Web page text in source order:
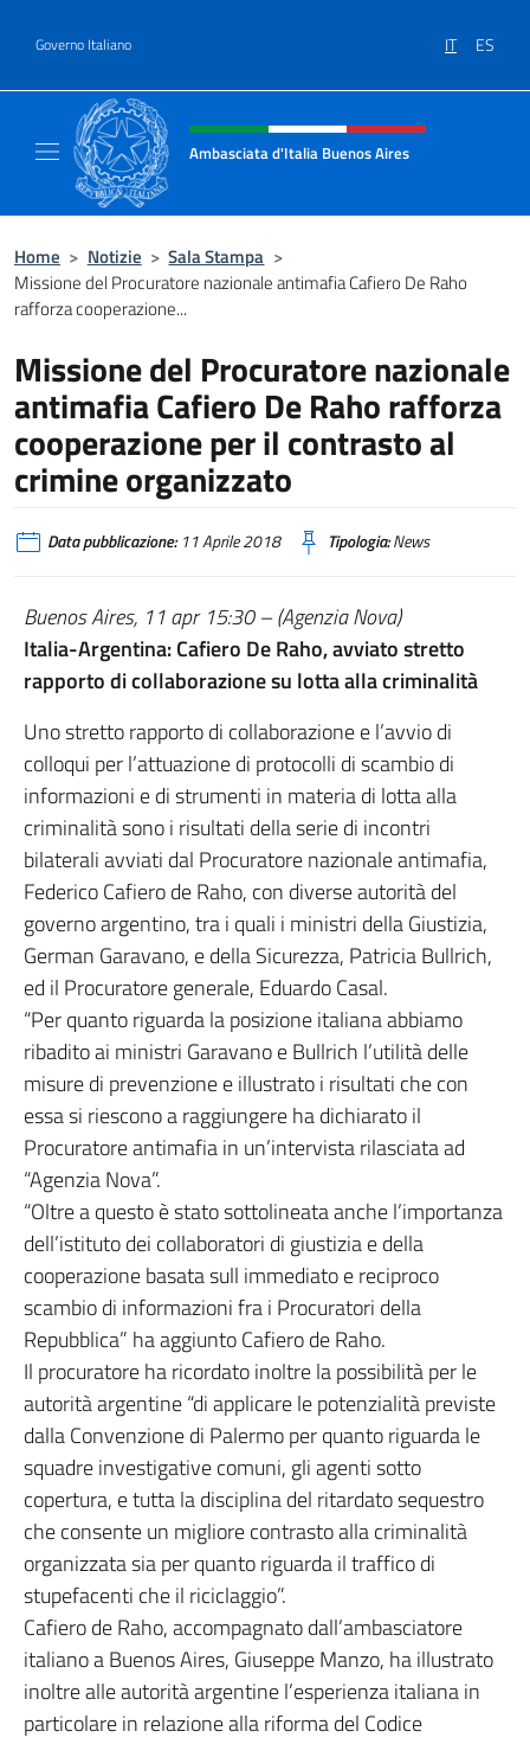
Governo Italiano IT ES
Intestazione sito, social e menù
Ambasciata d'Italia Buenos Aires
Home > Notizie > Sala Stampa >
Missione del Procuratore nazionale antimafia Cafiero De Raho
rafforza cooperazione...
Missione del Procuratore nazionale
antimafia Cafiero De Raho rafforza
cooperazione per il contrasto al
crimine organizzato
Data pubblicazione:11 Aprile 2018 Tipologia:News
Buenos Aires, 11 apr 15:30 – (Agenzia Nova)
Italia-Argentina: Cafiero De Raho, avviato stretto
rapporto di collaborazione su lotta alla criminalità
Uno stretto rapporto di collaborazione e l’avvio di
colloqui per l’attuazione di protocolli di scambio di
informazioni e di strumenti in materia di lotta alla
criminalità sono i risultati della serie di incontri
bilaterali avviati dal Procuratore nazionale antimafia,
Federico Cafiero de Raho, con diverse autorità del
governo argentino, tra i quali i ministri della Giustizia,
German Garavano, e della Sicurezza, Patricia Bullrich,
ed il Procuratore generale, Eduardo Casal.
“Per quanto riguarda la posizione italiana abbiamo
ribadito ai ministri Garavano e Bullrich l’utilità delle
misure di prevenzione e illustrato i risultati che con
essa si riescono a raggiungere ha dichiarato il
Procuratore antimafia in un’intervista rilasciata ad
“Agenzia Nova”.
“Oltre a questo è stato sottolineata anche l’importanza
dell’istituto dei collaboratori di giustizia e della
cooperazione basata sull immediato e reciproco
scambio di informazioni fra i Procuratori della
Repubblica” ha aggiunto Cafiero de Raho.
Il procuratore ha ricordato inoltre la possibilità per le
autorità argentine “di applicare le potenzialità previste
dalla Convenzione di Palermo per quanto riguarda le
squadre investigative comuni, gli agenti sotto
copertura, e tutta la disciplina del ritardato sequestro
che consente un migliore contrasto alla criminalità
organizzata sia per quanto riguarda il traffico di
stupefacenti che il riciclaggio”.
Cafiero de Raho, accompagnato dall’ambasciatore
italiano a Buenos Aires, Giuseppe Manzo, ha illustrato
inoltre alle autorità argentine l’esperienza italiana in
particolare in relazione alla riforma del Codice